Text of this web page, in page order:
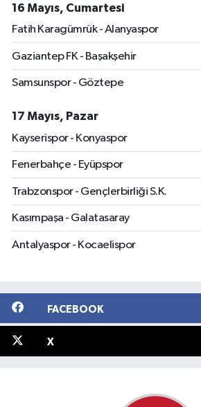
16 Mayıs, Cumartesi
Fatih Karagümrük - Alanyaspor
Gaziantep FK - Başakşehir
Samsunspor - Göztepe
17 Mayıs, Pazar
Kayserispor - Konyaspor
Fenerbahçe - Eyüpspor
Trabzonspor - Gençlerbirliği S.K.
Kasımpaşa - Galatasaray
Antalyaspor - Kocaelispor
FACEBOOK
X